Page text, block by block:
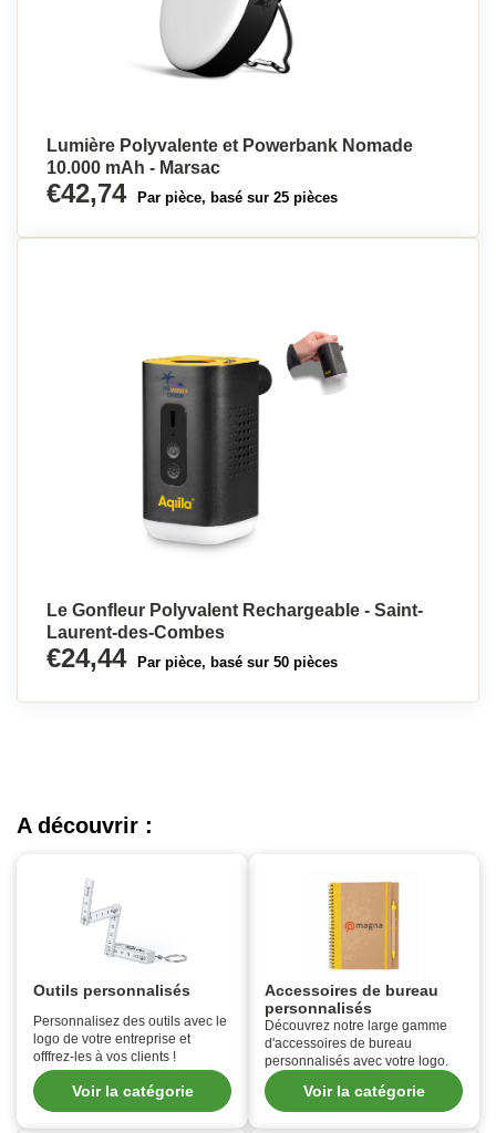
Lumière Polyvalente et Powerbank Nomade
10.000 mAh - Marsac
€42,74 Par pièce, basé sur 25 pièces
Le Gonfleur Polyvalent Rechargeable - Saint-
Laurent-des-Combes
€24,44 Par pièce, basé sur 50 pièces
A découvrir :
Outils personnalisés
Personnalisez des outils avec le
logo de votre entreprise et
offfrez-les à vos clients !
Voir la catégorie
Accessoires de bureau
personnalisés
Découvrez notre large gamme
d'accessoires de bureau
personnalisés avec votre logo.
Voir la catégorie